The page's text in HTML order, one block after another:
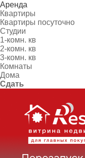
Аренда
Квартиры
Квартиры посуточно
Студии
1-комн. кв
2-комн. кв
3-комн. кв
Комнаты
Дома
Сдать